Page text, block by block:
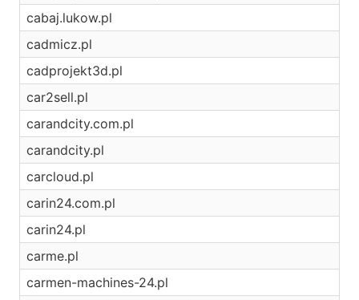
cabaj.lukow.pl
cadmicz.pl
cadprojekt3d.pl
car2sell.pl
carandcity.com.pl
carandcity.pl
carcloud.pl
carin24.com.pl
carin24.pl
carme.pl
carmen-machines-24.pl